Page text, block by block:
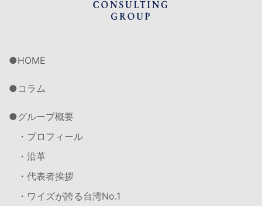
HOME
コラム
グループ概要
・プロフィール
・沿革
・代表者挨拶
・ワイズが誇る台湾No.1